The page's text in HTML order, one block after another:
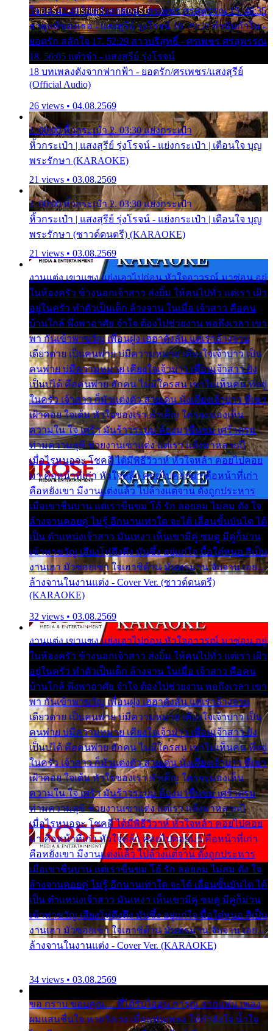
ใจ 14. 42:49 ไอ้หวังตายแน่ - ศรเพชร ศรสุพรรณ 15. 46:35
ธาตุแท้ของเธอ - แสงสุรีย์ รุ่งโรจน์ 16. 49:57 กำนันกำใน -
ยอดรัก สลักใจ 17. 52:29 สาวบริสุทธิ์ - ศรเพชร ศรสุพรรณ
18. 56:05 แต๋วจ๋า - แสงสุรีย์ รุ่งโรจน์
18 บทเพลงดังจากฟากฟ้า - ยอดรัก/ศรเพชร/แสงสุรีย์
(Official Audio)
26 views • 04.08.2569
1. 00:00 หิ้วกระเป๋า 2. 03:30 แย่งกระเป๋า
หิ้วกระเป๋า | แสงสุรีย์ รุ่งโรจน์ - แย่งกระเป๋า | เตือนใจ บุญ
พระรักษา (KARAOKE)
21 views • 03.08.2569
1. 00:00 หิ้วกระเป๋า 2. 03:30 แย่งกระเป๋า
หิ้วกระเป๋า | แสงสุรีย์ รุ่งโรจน์ - แย่งกระเป๋า | เตือนใจ บุญ
พระรักษา (ซาวด์ดนตรี) (KARAOKE)
21 views • 03.08.2569
งานแต่ง เขาแซง แย่งเอาไปก่อน หัวใจอาวรณ์ มาซ่อน อยู่
ในห้องครัว ข้างนอกเจ้าสาว ส่งยิ้ม ให้คนไปทั่ว แต่เรา เฝ้า
อยู่ในครัว ทำตัวเป็นเด็ก ล้างจาน ในเมื่อ เจ้าสาว คือคน
บ้านใกล้ พึ่งพาอาศัย จำใจ ต้องไปช่วยงาน พอถึงเวลา เขา
พา กันเข้าพาขวัญ เพื่อนฝูง เฮฮาดังลั่น แต่เราล้างจาน
เดียวดาย เป็นคนพ่าย บ่มีความหมาย เคียงใจเจ้าบ่าว เป็น
คนพ่าย บ่มีความหมาย เคียงใจเจ้าบ่าว เพื่อนเจ้าสาว ยัง
เป็นบ่ได้ คือคนพ่าย ฮักคน ไม่มีใครสน เขาไม่เห็นคน ที่อยู่
ในครัว เจ้าสาว ก็มัวแต่งตัว สวยเด่น นั่งเคียงเจ้าบ่าว ที่เขา
เฝ้าคอย ใจเต้น หัวใจของเรา ลำเค็ญ ใครจะมองเห็น
ความใน ใจ เศร้า มันร้าวระบม ต้องมาขื่นขม เศร้าตรม
ท่ามความสุขี ช่วยงานเขาแต่ง แต่เรา แล้งมาหลายปี
เมื่อไรหนอจะ โชคดี ได้มีพิธีวิวาห์ หัวใจหล้า คอยไปคอย
มา คือหน้าที่เก่า หัวใจหล้า คอยไปคอยมา คือหน้าที่เก่า
คือหยังเขา มีงานแต่งแล้ว ไปล้างแต่จาน ดั่งถูกประหาร
เมื่อเขาชื่นบาน แต่เราขื่นขม โอ้ รัก ลอยลม ไม่สม ดัง ใจ
ล้างจานคอยคู่ ไม่รู้ อีกนานเท่าใด จะได้ เลื่อนขั้นบันได ได้
เป็น ตำแหน่งเจ้าสาว มันเหงา เห็นเขามีคู่ ซมดู มีคู่ก็ม่วน
เข้าพาขวัญ เสียงโห่ตึงตึง มันซึ้ง อยู่แก่ใจ มื้อใด๋หนอ สิเป็น
งานเฮา มัวซอยเขา ใจเฮาซิด้าน มันทรมาน จับจาน เอย…
ล้างจานในงานแต่ง - Cover Ver. (ซาวด์ดนตรี)
(KARAOKE)
32 views • 03.08.2569
งานแต่ง เขาแซง แย่งเอาไปก่อน หัวใจอาวรณ์ มาซ่อน อยู่
ในห้องครัว ข้างนอกเจ้าสาว ส่งยิ้ม ให้คนไปทั่ว แต่เรา เฝ้า
อยู่ในครัว ทำตัวเป็นเด็ก ล้างจาน ในเมื่อ เจ้าสาว คือคน
บ้านใกล้ พึ่งพาอาศัย จำใจ ต้องไปช่วยงาน พอถึงเวลา เขา
พา กันเข้าพาขวัญ เพื่อนฝูง เฮฮาดังลั่น แต่เราล้างจาน
เดียวดาย เป็นคนพ่าย บ่มีความหมาย เคียงใจเจ้าบ่าว เป็น
คนพ่าย บ่มีความหมาย เคียงใจเจ้าบ่าว เพื่อนเจ้าสาว ยัง
เป็นบ่ได้ คือคนพ่าย ฮักคน ไม่มีใครสน เขาไม่เห็นคน ที่อยู่
ในครัว เจ้าสาว ก็มัวแต่งตัว สวยเด่น นั่งเคียงเจ้าบ่าว ที่เขา
เฝ้าคอย ใจเต้น หัวใจของเรา ลำเค็ญ ใครจะมองเห็น
ความใน ใจ เศร้า มันร้าวระบม ต้องมาขื่นขม เศร้าตรม
ท่ามความสุขี ช่วยงานเขาแต่ง แต่เรา แล้งมาหลายปี
เมื่อไรหนอจะ โชคดี ได้มีพิธีวิวาห์ หัวใจหล้า คอยไปคอย
มา คือหน้าที่เก่า หัวใจหล้า คอยไปคอยมา คือหน้าที่เก่า
คือหยังเขา มีงานแต่งแล้ว ไปล้างแต่จาน ดั่งถูกประหาร
เมื่อเขาชื่นบาน แต่เราขื่นขม โอ้ รัก ลอยลม ไม่สม ดัง ใจ
ล้างจานคอยคู่ ไม่รู้ อีกนานเท่าใด จะได้ เลื่อนขั้นบันได ได้
เป็น ตำแหน่งเจ้าสาว มันเหงา เห็นเขามีคู่ ซมดู มีคู่ก็ม่วน
เข้าพาขวัญ เสียงโห่ตึงตึง มันซึ้ง อยู่แก่ใจ มื้อใด๋หนอ สิเป็น
งานเฮา มัวซอยเขา ใจเฮาซิด้าน มันทรมาน จับจาน เอย…
ล้างจานในงานแต่ง - Cover Ver. (KARAOKE)
34 views • 03.08.2569
ขอ กราบ ขอบคุณ.... ที่ได้รับไออุ่น การุณ จากแฟน เพลง
ผมแสนชื่นใจ หายวังเวง เมื่อแฟนเพลง ให้กำลังใจ น้ำใจ